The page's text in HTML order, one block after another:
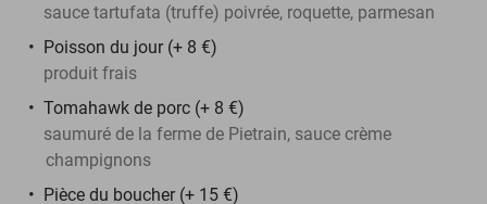
sauce tartufata (truffe) poivrée, roquette, parmesan
Poisson du jour (+ 8 €)
produit frais
Tomahawk de porc (+ 8 €)
saumuré de la ferme de Pietrain, sauce crème
champignons
Pièce du boucher (+ 15 €)